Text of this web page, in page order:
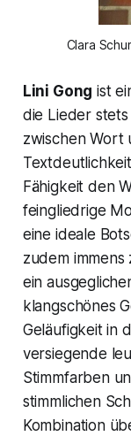
Clara
Lini Gong ist
die Lieder
zwischen Wort
Fähigkeit den
feingliedrige
eine ideale
zudem
ein
klangschönes
Geläufigkeit in
versiegende
Stimmfarben
stimmlichen
Kombination